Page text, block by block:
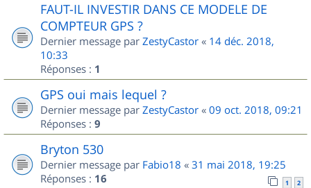
FAUT-IL INVESTIR DANS CE MODELE DE
COMPTEUR GPS ?
Dernier message par ZestyCastor « 14 déc. 2018,
10:33
Réponses : 1
GPS oui mais lequel ?
Dernier message par ZestyCastor « 09 oct. 2018, 09:21
Réponses : 9
Bryton 530
Dernier message par Fabio18 « 31 mai 2018, 19:25
Réponses : 16 1 2